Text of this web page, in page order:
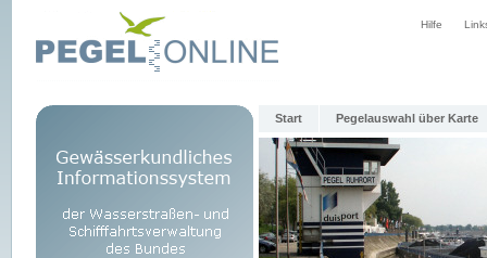
Hilfe
Start Pegelauswahl über Karte